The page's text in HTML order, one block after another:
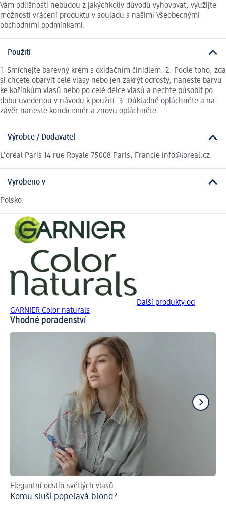
Vám odlišnosti nebudou z jakýchkoliv důvodů vyhovovat, využijte
možnosti vrácení produktu v souladu s našimi Všeobecnými
obchodními podmínkami.
Použití
1. Smíchejte barevný krém s oxidačním činidlem. 2. Podle toho, zda
si chcete obarvit celé vlasy nebo jen zakrýt odrosty, naneste barvu
ke kořínkům vlasů nebo po celé délce vlasů a nechte působit po
dobu uvedenou v návodu k použití. 3. Důkladně opláchněte a na
závěr naneste kondicionér a znovu opláchněte.
Výrobce / Dodavatel
L'oréal Paris 14 rue Royale 75008 Paris, Francie info@loreal.cz
Vyrobeno v
Polsko
Další produkty od
GARNIER Color naturals
Vhodné poradenství
Elegantní odstín světlých vlasů
Komu sluší popelavá blond?